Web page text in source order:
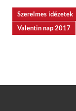
Szerelmes idézetek
Valentin nap 2017